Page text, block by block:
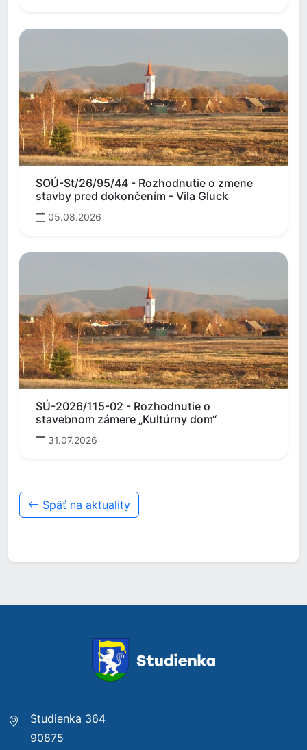
SOÚ-St/26/95/44 - Rozhodnutie o zmene
stavby pred dokončením - Vila Gluck
05.08.2026
SÚ-2026/115-02 - Rozhodnutie o
stavebnom zámere „Kultúrny dom“
31.07.2026
Späť na aktuality
Studienka 364
90875